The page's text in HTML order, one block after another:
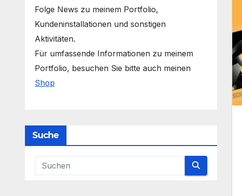
Folge News zu meinem Portfolio,
Kundeninstallationen und sonstigen
Aktivitäten.
Für umfassende Informationen zu meinem
Portfolio, besuchen Sie bitte auch meinen
Shop
Suche